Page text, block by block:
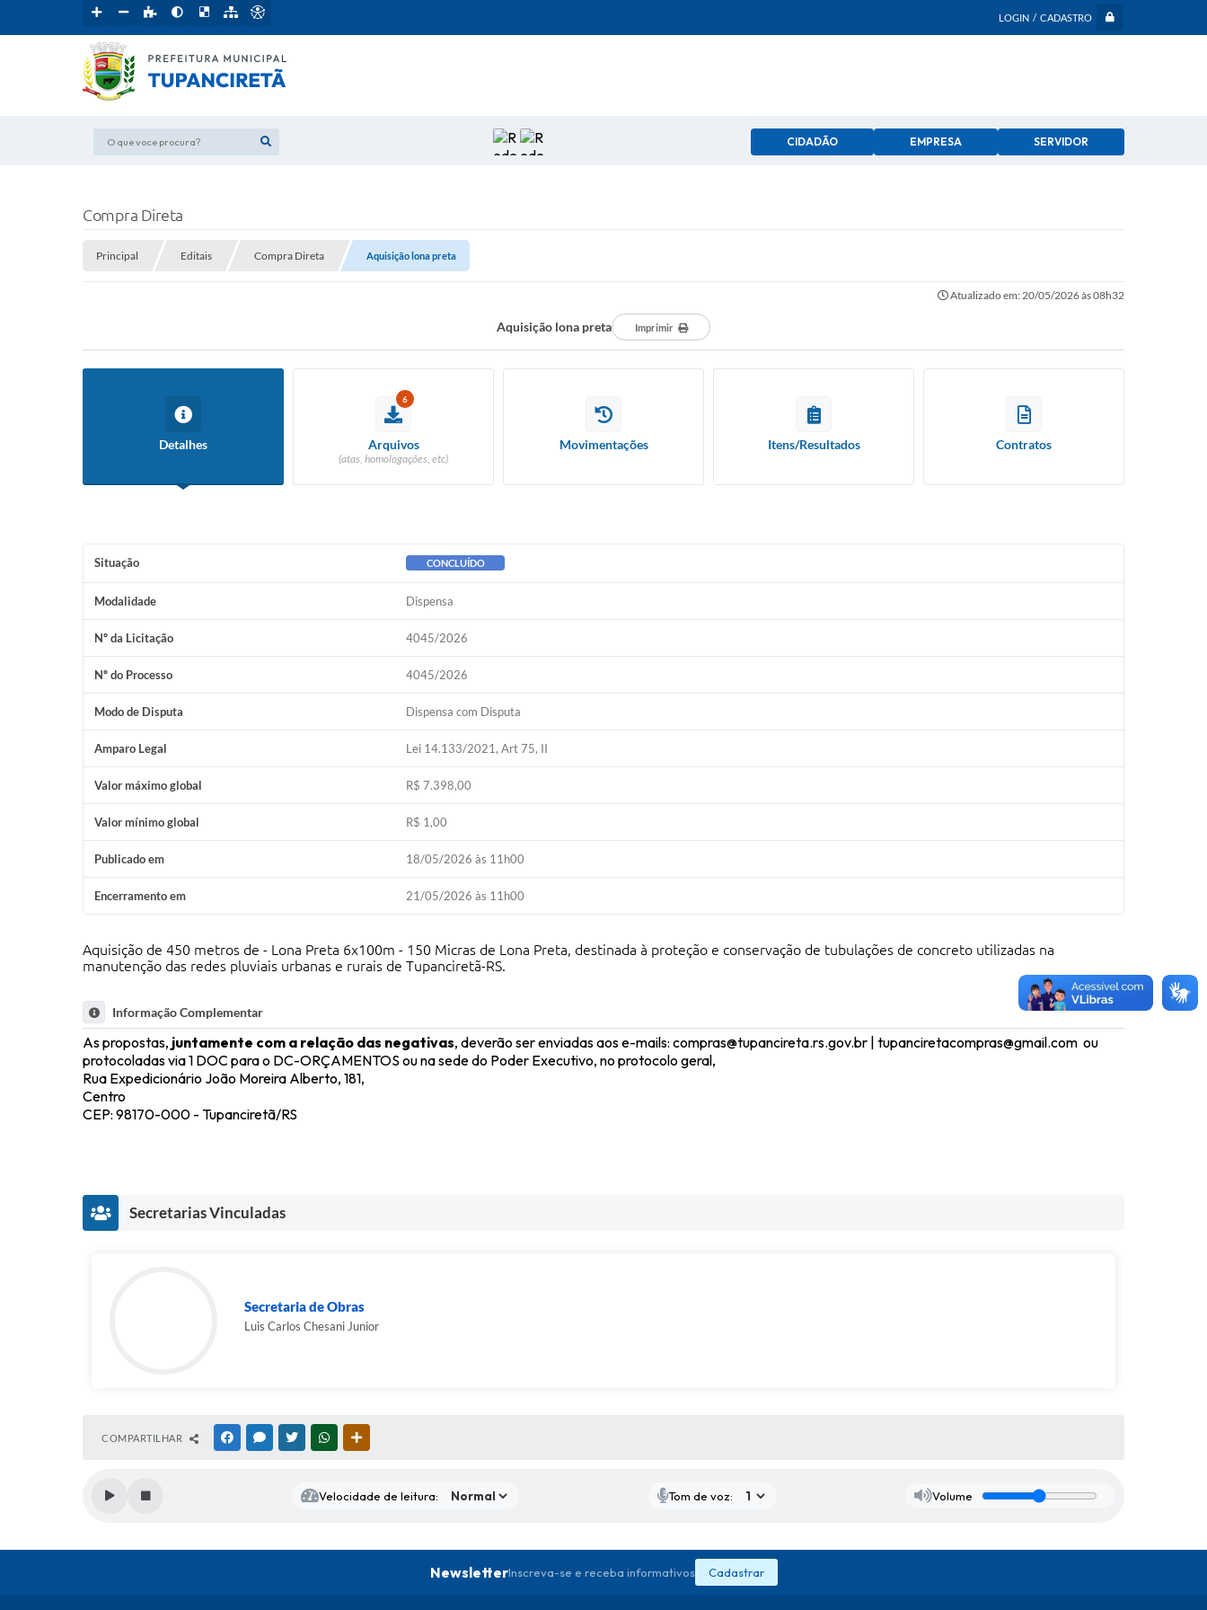
LOGIN / CADASTRO
O que voce procura? CIDADÃO EMPRESA SERVIDOR
Compra Direta
Principal Editais Compra Direta Aquisição lona preta
Atualizado em: 20/05/2026 às 08h32
Aquisição lona preta Imprimir
Detalhes
6
Arquivos
(atas, homologações, etc)
Movimentações Itens/Resultados Contratos
Situação CONCLUÍDO
Modalidade Dispensa
Nº da Licitação 4045/2026
Nº do Processo 4045/2026
Modo de Disputa Dispensa com Disputa
Amparo Legal Lei 14.133/2021, Art 75, II
Valor máximo global R$ 7.398,00
Valor mínimo global R$ 1,00
Publicado em 18/05/2026 às 11h00
Encerramento em 21/05/2026 às 11h00
Aquisição de 450 metros de - Lona Preta 6x100m - 150 Micras de Lona Preta, destinada à proteção e conservação de tubulações de concreto utilizadas na
manutenção das redes pluviais urbanas e rurais de Tupanciretã-RS.
Informação Complementar
As propostas, juntamente com a relação das negativas, deverão ser enviadas aos e-mails: compras@tupancireta.rs.gov.br | tupanciretacompras@gmail.com ou
protocoladas via 1 DOC para o DC-ORÇAMENTOS ou na sede do Poder Executivo, no protocolo geral,
Rua Expedicionário João Moreira Alberto, 181,
Centro
CEP: 98170-000 - Tupanciretã/RS
Secretarias Vinculadas
Secretaria de Obras
Luis Carlos Chesani Junior
COMPARTILHAR FACEBOOKMESSENGER
TWITTERWHATSAPP
Velocidade de leitura: Tom de voz: Volume
NewsletterInscreva-se e receba informativos Cadastrar